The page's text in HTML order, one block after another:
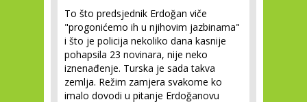
To što predsjednik Erdoğan viče
"progonićemo ih u njihovim jazbinama"
i što je policija nekoliko dana kasnije
pohapsila 23 novinara, nije neko
iznenađenje. Turska je sada takva
zemlja. Režim zamjera svakome ko
imalo dovodi u pitanje Erdoğanovu